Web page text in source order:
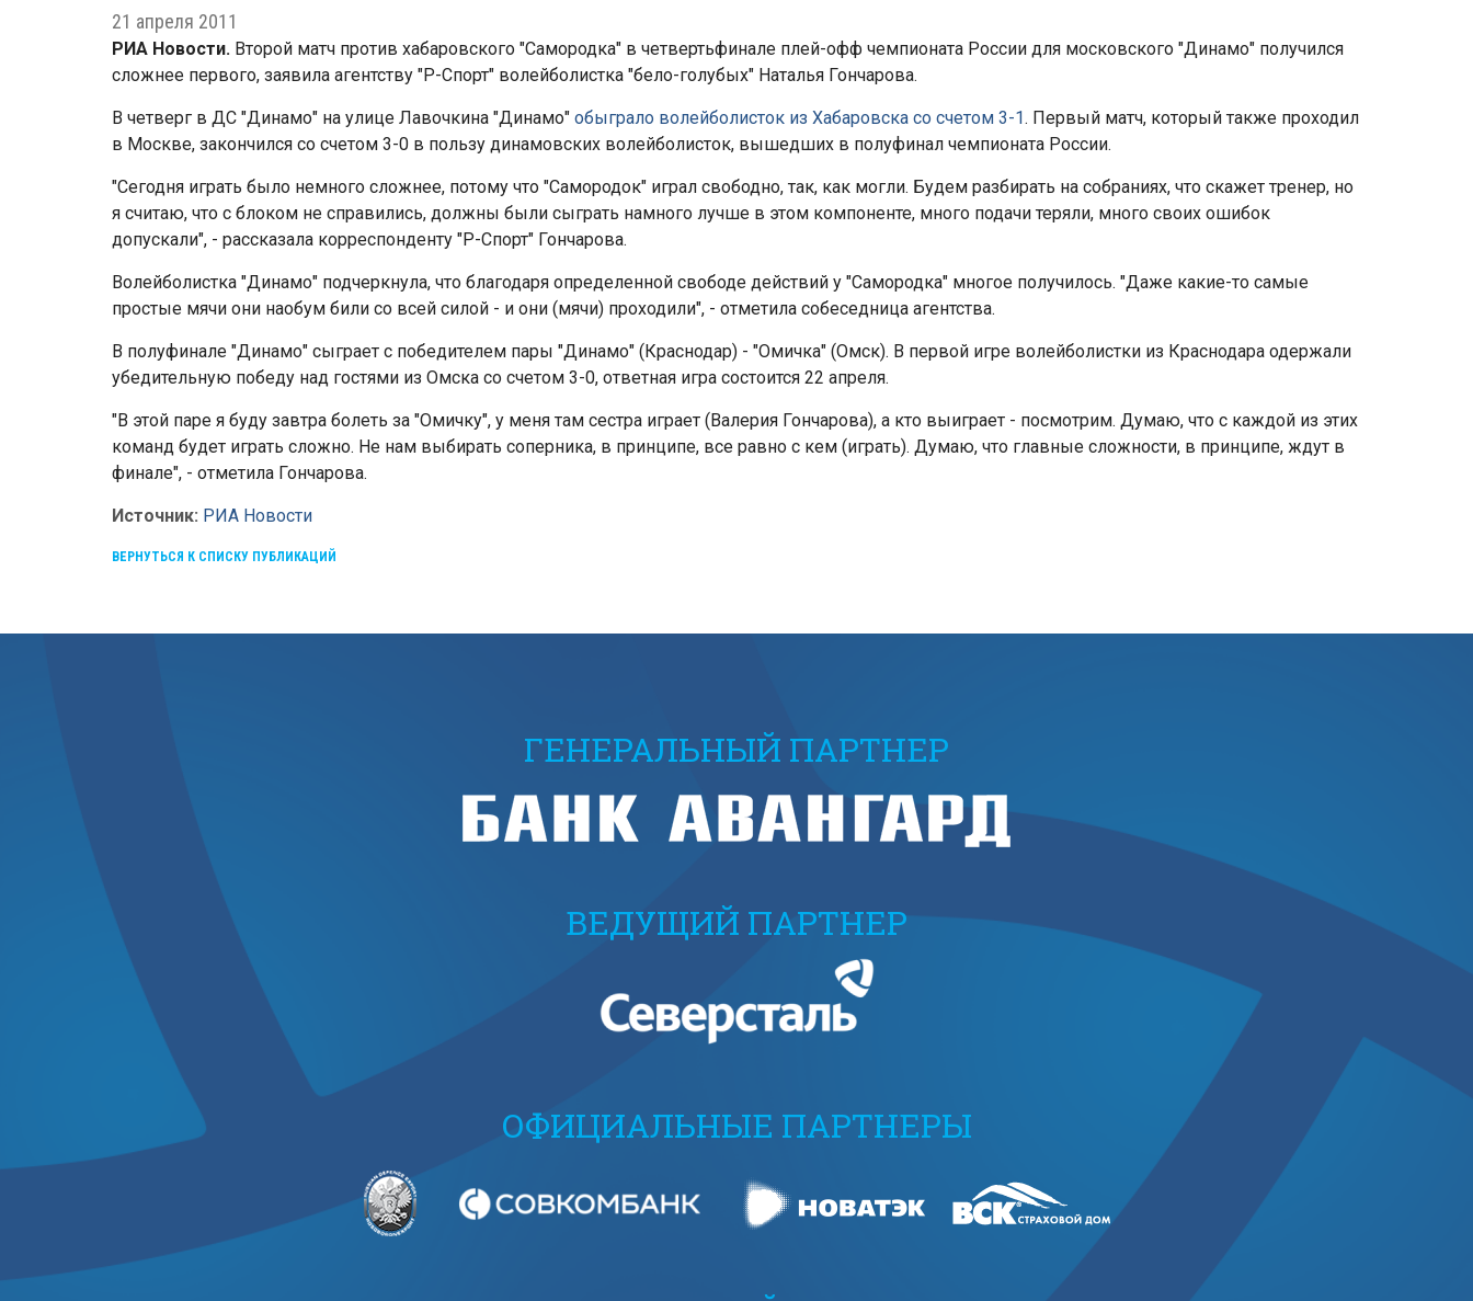
21 апреля 2011
РИА Новости. Второй матч против хабаровского "Самородка" в четвертьфинале плей-офф чемпионата России для московского "Динамо" получился
сложнее первого, заявила агентству "Р-Спорт" волейболистка "бело-голубых" Наталья Гончарова.
В четверг в ДС "Динамо" на улице Лавочкина "Динамо" обыграло волейболисток из Хабаровска со счетом 3-1. Первый матч, который также проходил
в Москве, закончился со счетом 3-0 в пользу динамовских волейболисток, вышедших в полуфинал чемпионата России.
"Сегодня играть было немного сложнее, потому что "Самородок" играл свободно, так, как могли. Будем разбирать на собраниях, что скажет тренер, но
я считаю, что с блоком не справились, должны были сыграть намного лучше в этом компоненте, много подачи теряли, много своих ошибок
допускали", - рассказала корреспонденту "Р-Спорт" Гончарова.
Волейболистка "Динамо" подчеркнула, что благодаря определенной свободе действий у "Самородка" многое получилось. "Даже какие-то самые
простые мячи они наобум били со всей силой - и они (мячи) проходили", - отметила собеседница агентства.
В полуфинале "Динамо" сыграет с победителем пары "Динамо" (Краснодар) - "Омичка" (Омск). В первой игре волейболистки из Краснодара одержали
убедительную победу над гостями из Омска со счетом 3-0, ответная игра состоится 22 апреля.
"В этой паре я буду завтра болеть за "Омичку", у меня там сестра играет (Валерия Гончарова), а кто выиграет - посмотрим. Думаю, что с каждой из этих
команд будет играть сложно. Не нам выбирать соперника, в принципе, все равно с кем (играть). Думаю, что главные сложности, в принципе, ждут в
финале", - отметила Гончарова.
Источник: РИА Новости
ВЕРНУТЬСЯ К СПИСКУ ПУБЛИКАЦИЙ
ГЕНЕРАЛЬНЫЙ ПАРТНЕР
ВЕДУЩИЙ ПАРТНЕР
ОФИЦИАЛЬНЫЕ ПАРТНЕРЫ